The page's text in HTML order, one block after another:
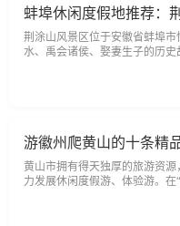
蚌埠休闲度假地推荐：
荆涂山风景区位于安徽省蚌埠
水、禹会诸侯、娶妻生子的历
游徽州爬黄山的十条精
黄山市拥有得天独厚的旅游资
力发展休闲度假游、体验游。在